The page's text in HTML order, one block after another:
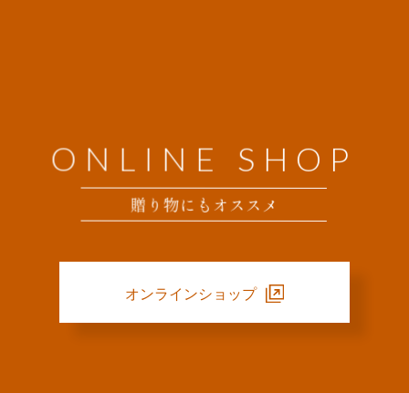
ONLINE SHOP
贈り物にもオススメ
オンラインショップ